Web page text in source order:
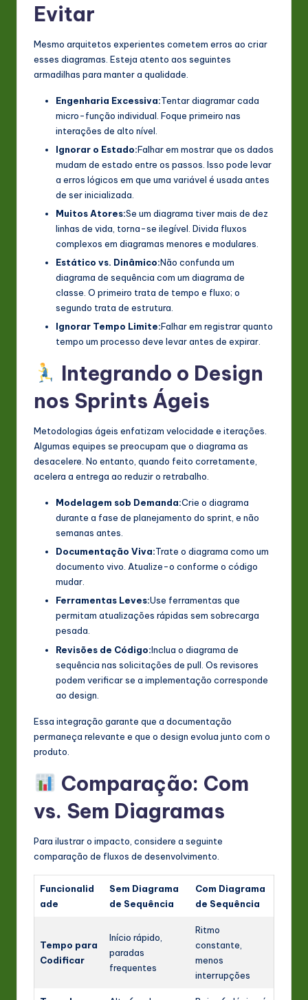
Evitar
Mesmo arquitetos experientes cometem erros ao criar
esses diagramas. Esteja atento aos seguintes
armadilhas para manter a qualidade.
Engenharia Excessiva:Tentar diagramar cada
micro-função individual. Foque primeiro nas
interações de alto nível.
Ignorar o Estado:Falhar em mostrar que os dados
mudam de estado entre os passos. Isso pode levar
a erros lógicos em que uma variável é usada antes
de ser inicializada.
Muitos Atores:Se um diagrama tiver mais de dez
linhas de vida, torna-se ilegível. Divida fluxos
complexos em diagramas menores e modulares.
Estático vs. Dinâmico:Não confunda um
diagrama de sequência com um diagrama de
classe. O primeiro trata de tempo e fluxo; o
segundo trata de estrutura.
Ignorar Tempo Limite:Falhar em registrar quanto
tempo um processo deve levar antes de expirar.
Integrando o Design
nos Sprints Ágeis
Metodologias ágeis enfatizam velocidade e iterações.
Algumas equipes se preocupam que o diagrama as
desacelere. No entanto, quando feito corretamente,
acelera a entrega ao reduzir o retrabalho.
Modelagem sob Demanda:Crie o diagrama
durante a fase de planejamento do sprint, e não
semanas antes.
Documentação Viva:Trate o diagrama como um
documento vivo. Atualize-o conforme o código
mudar.
Ferramentas Leves:Use ferramentas que
permitam atualizações rápidas sem sobrecarga
pesada.
Revisões de Código:Inclua o diagrama de
sequência nas solicitações de pull. Os revisores
podem verificar se a implementação corresponde
ao design.
Essa integração garante que a documentação
permaneça relevante e que o design evolua junto com o
produto.
Comparação: Com
vs. Sem Diagramas
Para ilustrar o impacto, considere a seguinte
comparação de fluxos de desenvolvimento.
Funcionalid
ade
Sem Diagrama
de Sequência
Com Diagrama
de Sequência
Tempo para
Codificar
Início rápido,
paradas
frequentes
Ritmo
constante,
menos
interrupções